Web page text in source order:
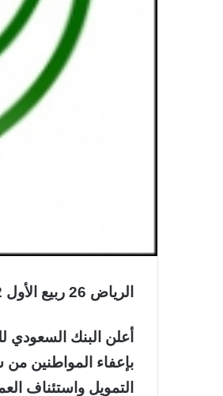
الرياض 26 ربيع الأول 1432هـ
أعلن البنك السعودي
بإعفاء المواطنين
التمويل واستئناف